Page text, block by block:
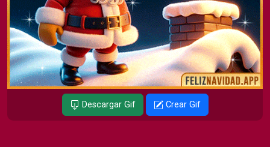
Descargar Gif Crear Gif